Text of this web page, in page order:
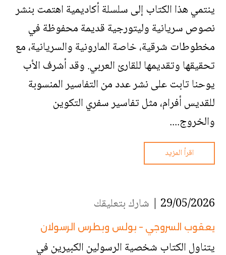
ينتمي هذا الكتاب إلى سلسلة أكاديمية اهتمت بنشر
نصوص سريانية وليتورجية قديمة محفوظة في
مخطوطات شرقية، خاصة المارونية والسريانية، مع
تحقيقها وتقديمها للقارئ العربي. وقد أشرف الأب
يوحنا تابت على نشر عدد من التفاسير المنسوبة
للقديس أفرام، مثل تفاسير سفري التكوين
والخروج....
اقرأ المزيد
29/05/2026 | شارك بتعليقك
يعقوب السروجي – بولس وبطرس الرسولان
يتناول الكتاب شخصية الرسولين الكبيرين في